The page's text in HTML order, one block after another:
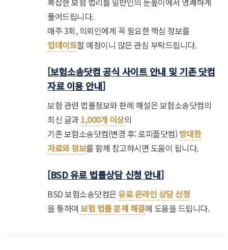
풀어드립니다.
매주 3회, 의뢰인에게 꼭 필요한 핵심 정보를
업데이트할 예정이니 많은 관심 부탁드립니다.
[보험소송닷컴 공식 사이트 안내 및 기존 닷컴
자료 이용 안내]
보험 관련 법률정보와 판례 해설은 보험소송닷컴의
최신 글과1,000개 이상의
기존 보험소송닷컴(변경 후: 로피플닷컴) 방대한
자료와 정보를 함께 참고하시면 도움이 됩니다.
[BSD 유료 법률상담 신청 안내]
BSD 보험소송닷컴은유료 온라인 상담 신청
을 통하여보험 법률 문제 해결에 도움을 드립니다.